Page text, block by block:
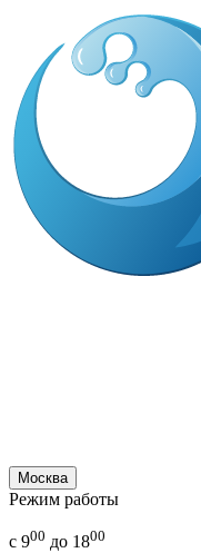
Москва
Режим работы
с 900 до 1800